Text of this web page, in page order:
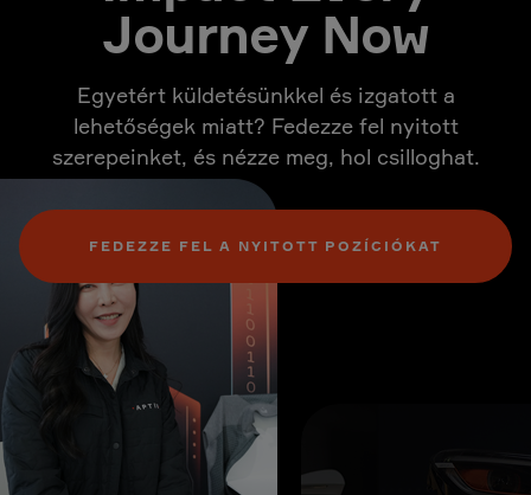
Journey Now
Egyetért küldetésünkkel és izgatott a
lehetőségek miatt? Fedezze fel nyitott
szerepeinket, és nézze meg, hol csilloghat.
FEDEZZE FEL A NYITOTT POZÍCIÓKAT